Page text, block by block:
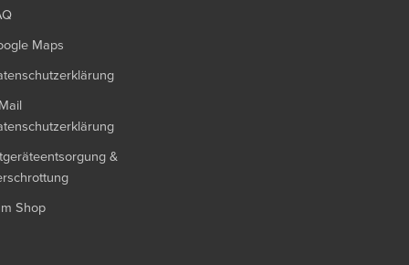
Maps
&
Shop